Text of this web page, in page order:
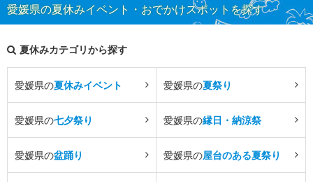
愛媛県の夏休みイベント・おでかけスポットを探す
夏休みカテゴリから探す
愛媛県の夏休みイベント 愛媛県の夏祭り
愛媛県の七夕祭り 愛媛県の縁日・納涼祭
愛媛県の盆踊り 愛媛県の屋台のある夏祭り